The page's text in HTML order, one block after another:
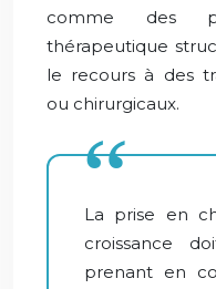
comme des
thérapeutique
le recours à des
ou chirurgicaux.
La prise en
croissance
prenant en